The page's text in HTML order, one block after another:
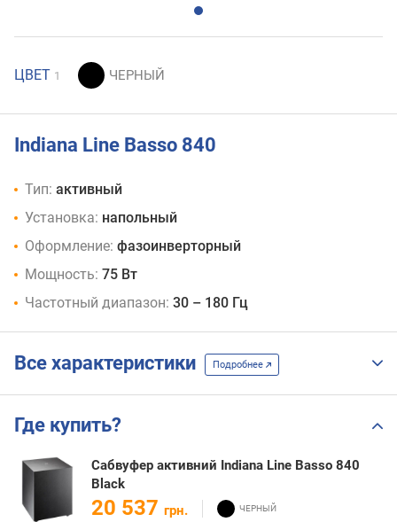
ЦВЕТ 1
Indiana Line Basso 840
Тип: активный
Установка: напольный
Оформление: фазоинверторный
Мощность: 75 Вт
Частотный диапазон: 30 – 180 Гц
Все характеристики Подробнее
Где купить?
Сабвуфер активний Indiana Line Basso 840
Black
20 537 грн.